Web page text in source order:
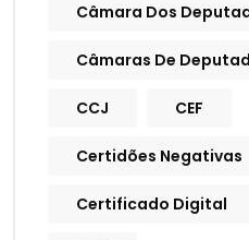
Câmara Dos
Câmaras De
CCJ CEF
Certidões Negativas
Certificado Digital